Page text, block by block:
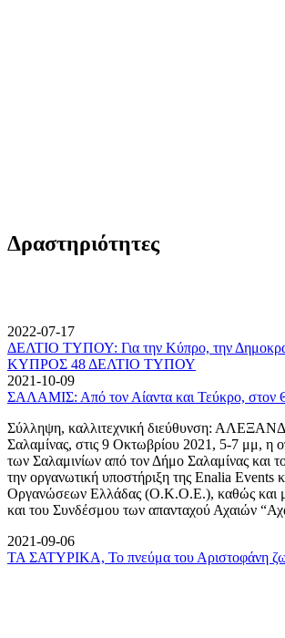
Δραστηριότητες
2022-07-17
ΔΕΛΤΙΟ ΤΥΠΟΥ: Για την Κύπρο, την
ΚΥΠΡΟΣ 48 ΔΕΛΤΙΟ ΤΥΠΟΥ
2021-10-09
ΣΑΛΑΜΙΣ: Από τον Αίαντα και Τεύκρο, στον
Σύλληψη, καλλιτεχνική διεύθυνση:
Σαλαμίνας, στις 9 Οκτωβρίου 2021, 5-7 μμ, η
των Σαλαμινίων από τον Δήμο Σαλαμίνας και
την οργανωτική υποστήριξη της Enalia Events
Οργανώσεων Ελλάδας (Ο.Κ.Ο.Ε.), καθώς και
και του Συνδέσμου των απανταχού Αχαιών
2021-09-06
ΤΑ ΣΑΤΥΡΙΚΑ, Το πνεύμα του Αριστοφάνη